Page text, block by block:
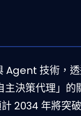
Agent 技術，
決策代理」的
2034 年將突